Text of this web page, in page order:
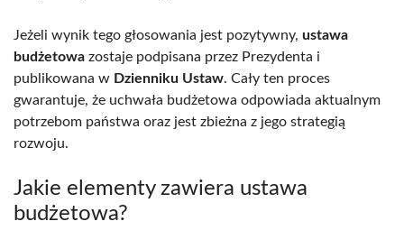
Jeżeli wynik tego głosowania jest pozytywny, ustawa
budżetowa zostaje podpisana przez Prezydenta i
publikowana w Dzienniku Ustaw. Cały ten proces
gwarantuje, że uchwała budżetowa odpowiada aktualnym
potrzebom państwa oraz jest zbieżna z jego strategią
rozwoju.
Jakie elementy zawiera ustawa
budżetowa?